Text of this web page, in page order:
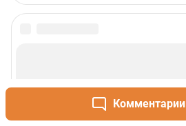
Комментарии